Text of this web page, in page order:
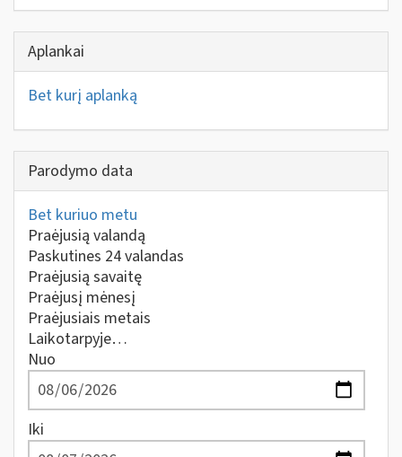
Aplankai
Bet kurį aplanką
Parodymo data
Bet kuriuo metu
Praėjusią valandą
Paskutines 24 valandas
Praėjusią savaitę
Praėjusį mėnesį
Praėjusiais metais
Laikotarpyje…
Nuo
Iki